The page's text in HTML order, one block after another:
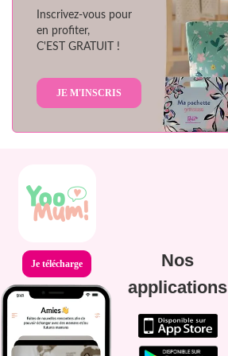
Inscrivez-vous pour
en profiter,
C'EST GRATUIT !
JE M'INSCRIS
Je télécharge
Nos
applications